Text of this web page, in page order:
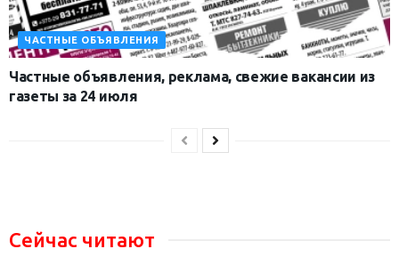
ЧАСТНЫЕ ОБЪЯВЛЕНИЯ
Частные объявления, реклама, свежие вакансии из
газеты за 24 июля
Сейчас читают